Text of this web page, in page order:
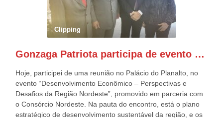
Esplanada dos Ministérios, em Brasília. Este ano, o governo
preparou espaços com cadeiras e coberturas, para 30.000
pessoas, só que o número de Patriotas Brasileiros
Independentes, dobrou na Esplanada. Eu, Lula e os
Patriota.
Clipping
Gonzaga Patriota participa de evento em prol do desenvolvimento do Nordeste
Hoje, participei de uma reunião no Palácio do Planalto, no
evento “Desenvolvimento Econômico – Perspectivas e
Desafios da Região Nordeste”, promovido em parceria com
o Consórcio Nordeste. Na pauta do encontro, está o plano
estratégico de desenvolvimento sustentável da região, e os